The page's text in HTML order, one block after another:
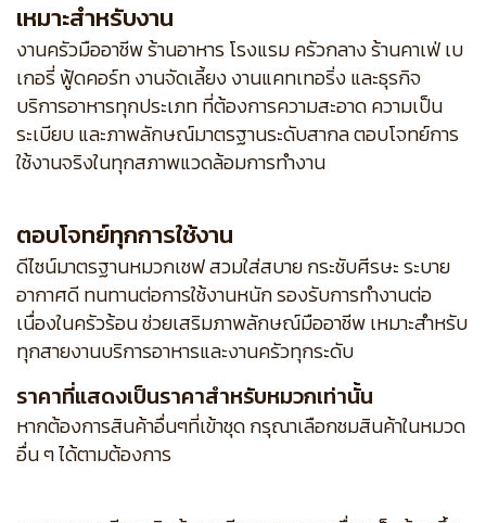
เหมาะสำหรับงาน
งานครัวมืออาชีพ ร้านอาหาร โรงแรม ครัวกลาง ร้านคาเฟ่ เบ
เกอรี่ ฟู้ดคอร์ท งานจัดเลี้ยง งานแคทเทอริ่ง และธุรกิจ
บริการอาหารทุกประเภท ที่ต้องการความสะอาด ความเป็น
ระเบียบ และภาพลักษณ์มาตรฐานระดับสากล ตอบโจทย์การ
ใช้งานจริงในทุกสภาพแวดล้อมการทำงาน
ตอบโจทย์ทุกการใช้งาน
ดีไซน์มาตรฐานหมวกเชฟ สวมใส่สบาย กระชับศีรษะ ระบาย
อากาศดี ทนทานต่อการใช้งานหนัก รองรับการทำงานต่อ
เนื่องในครัวร้อน ช่วยเสริมภาพลักษณ์มืออาชีพ เหมาะสำหรับ
ทุกสายงานบริการอาหารและงานครัวทุกระดับ
ราคาที่แสดงเป็นราคาสำหรับหมวกเท่านั้น
หากต้องการสินค้าอื่นๆที่เข้าชุด กรุณาเลือกชมสินค้าในหมวด
อื่น ๆ ได้ตามต้องการ